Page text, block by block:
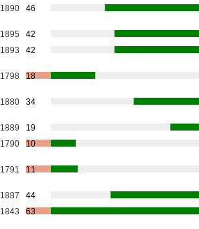
1890 46
1895
42
1893 42
1798 18
1880 34
1889
19
1790 10
1791 11
1887
44
1843 63